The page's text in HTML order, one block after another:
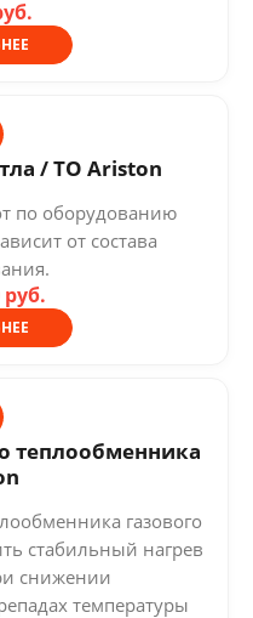
/ ТО Ariston
по оборудованию
от состава
руб.
теплообменника
газового
стабильный нагрев
снижении
температуры